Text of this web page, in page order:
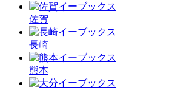
佐賀
長崎
熊本